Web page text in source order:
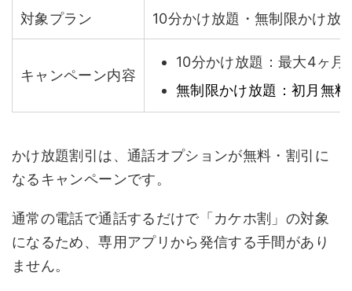
対象プラン 10分かけ放題・無制限かけ放
キャンペーン内容
10分かけ放題：最大4ヶ
無制限かけ放題：初月無
かけ放題割引は、通話オプションが無料・割引に
なるキャンペーンです。
通常の電話で通話するだけで「カケホ割」の対象
になるため、専用アプリから発信する手間があり
ません。